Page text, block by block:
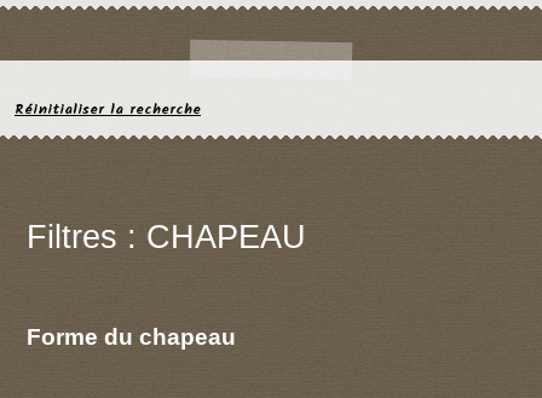
Réinitialiser la recherche
Filtres : CHAPEAU
Forme du chapeau